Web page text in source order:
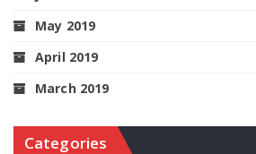
May 2019
April 2019
March 2019
Categories